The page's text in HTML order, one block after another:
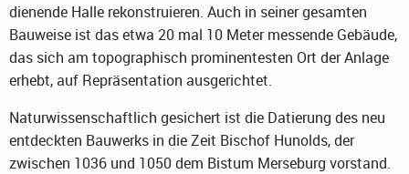
dienende Halle rekonstruieren. Auch in seiner gesamten
Bauweise ist das etwa 20 mal 10 Meter messende Gebäude,
das sich am topographisch prominentesten Ort der Anlage
erhebt, auf Repräsentation ausgerichtet.
Naturwissenschaftlich gesichert ist die Datierung des neu
entdeckten Bauwerks in die Zeit Bischof Hunolds, der
zwischen 1036 und 1050 dem Bistum Merseburg vorstand.